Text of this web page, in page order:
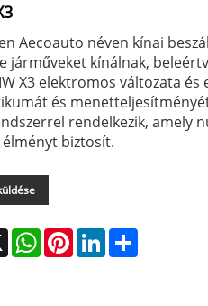
Aecoauto néven kínai
járműveket kínálnak,
X3 elektromos változata
és
rendelkezik, amely
élményt biztosít.
X WhatsApp
PinterestLinkedIn